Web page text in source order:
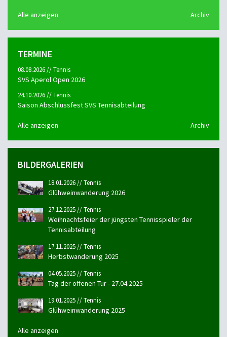
Alle anzeigen Archiv
TERMINE
08.08.2026 // Tennis
SVS Aperol Open 2026
24.10.2026 // Tennis
Saison Abschlussfest SVS Tennisabteilung
Alle anzeigen Archiv
BILDERGALERIEN
18.01.2026 // Tennis
Glühweinwanderung 2026
27.12.2025 // Tennis
Weihnachtsfeier der jüngsten Tennisspieler der
Tennisabteilung
17.11.2025 // Tennis
Herbstwanderung 2025
04.05.2025 // Tennis
Tag der offenen Tür - 27.04.2025
19.01.2025 // Tennis
Glühweinwanderung 2025
Alle anzeigen